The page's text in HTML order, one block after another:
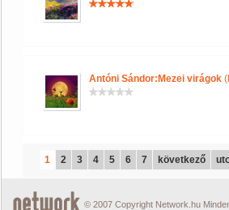
Antóni Sándor:Mezei virágok
1 2 3 4 5 6 7 következő
© 2007 Copyright Network.hu